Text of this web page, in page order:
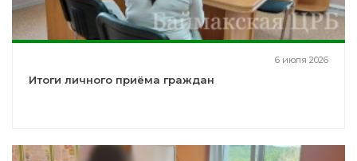
6 июля 2026
Итоги личного приёма граждан